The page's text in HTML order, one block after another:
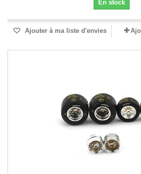
En stock
Ajouter à ma liste d'envies